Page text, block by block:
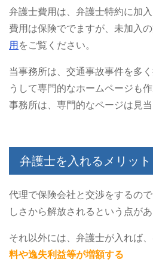
弁護士費用は、弁護士特約に加
費用は保険ででますが、未加入
用 をご覧ください。
当事務所は、交通事故事件を多
うして専門的なホームページも
事務所は、専門的なページは見当
弁護士を入れるメリット
代理で保険会社と交渉をするの
しさから解放されるという点があ
それ以外には、弁護士が入れば
料や逸失利益等が増額する